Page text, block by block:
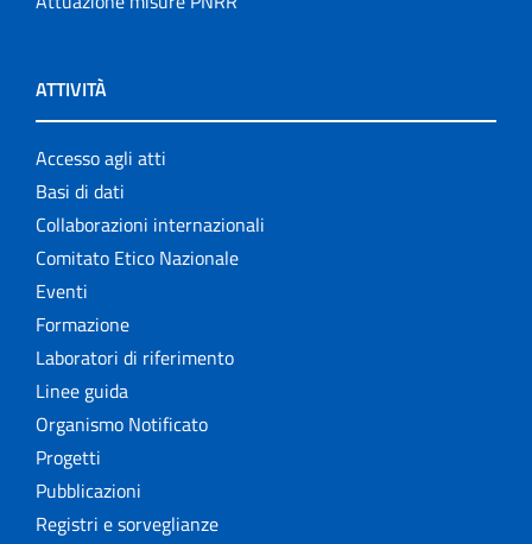
ATTIVITÀ
Accesso agli atti
Basi di dati
Collaborazioni internazionali
Comitato Etico Nazionale
Eventi
Formazione
Laboratori di riferimento
Linee guida
Organismo Notificato
Progetti
Pubblicazioni
Registri e sorveglianze